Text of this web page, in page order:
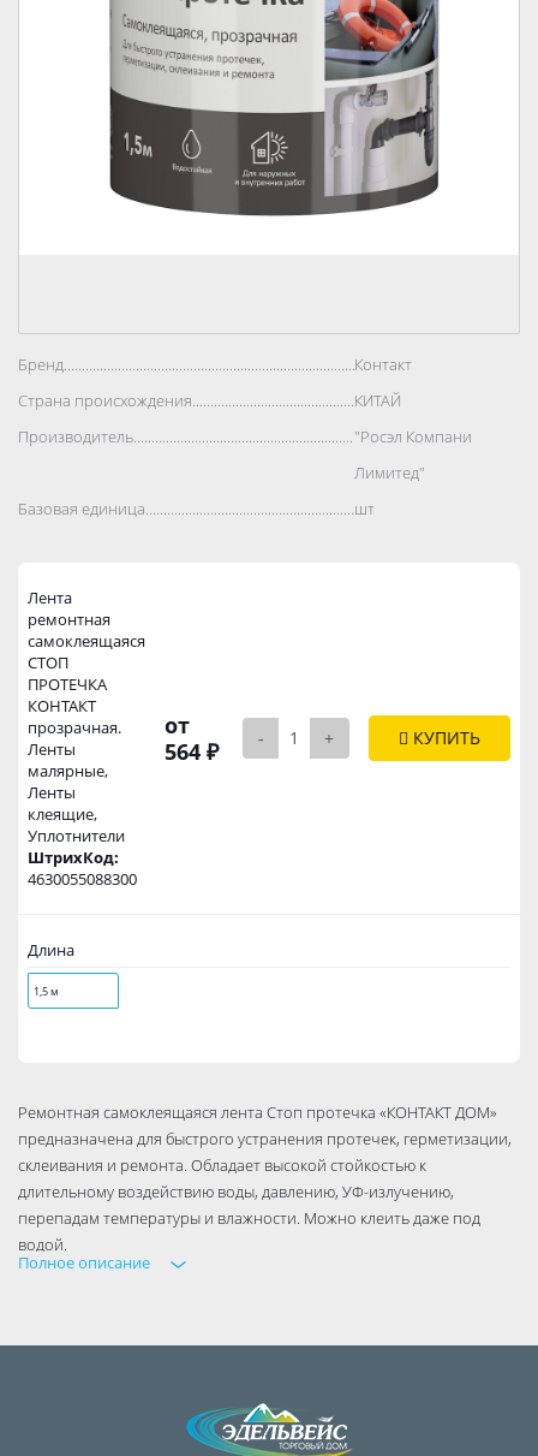
Бренд..................................................................................Контакт
Страна происхождения..................................................................................
КИТАЙ
Производитель..................................................................................
"Росэл Компани
Лимитед"
Базовая единица..................................................................................
шт
Лента
ремонтная
самоклеящаяся
СТОП
ПРОТЕЧКА
КОНТАКТ
прозрачная.
Ленты
малярные,
Ленты
клеящие,
Уплотнители
ШтрихКод:
4630055088300
от
564 ₽
- + КУПИТЬ
Длина
1,5 м
Ремонтная самоклеящаяся лента Стоп протечка «КОНТАКТ ДОМ»
предназначена для быстрого устранения протечек, герметизации,
склеивания и ремонта. Обладает высокой стойкостью к
длительному воздействию воды, давлению, УФ-излучению,
перепадам температуры и влажности. Можно клеить даже под
водой.
Надежно фиксируется на таких материалах, как: пластик, стекло,
Полное описание